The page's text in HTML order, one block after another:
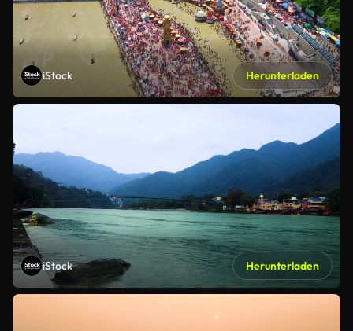
iStock Herunterladen
iStock Herunterladen